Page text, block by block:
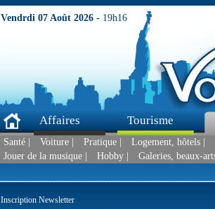
Vendrdi 07 Août 2026 - 19h16
Affaires Tourisme
Santé | Voiture | Pratique |
Logement, hôtels |
Jouer de la musique |
Hobby | Galeries, beaux-
Inscription Newsletter